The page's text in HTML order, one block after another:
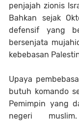
penjajah zionis
Bahkan sejak
defensif yang
bersenjata
kebebasan
Upaya
butuh komando
Pemimpin yang
negeri